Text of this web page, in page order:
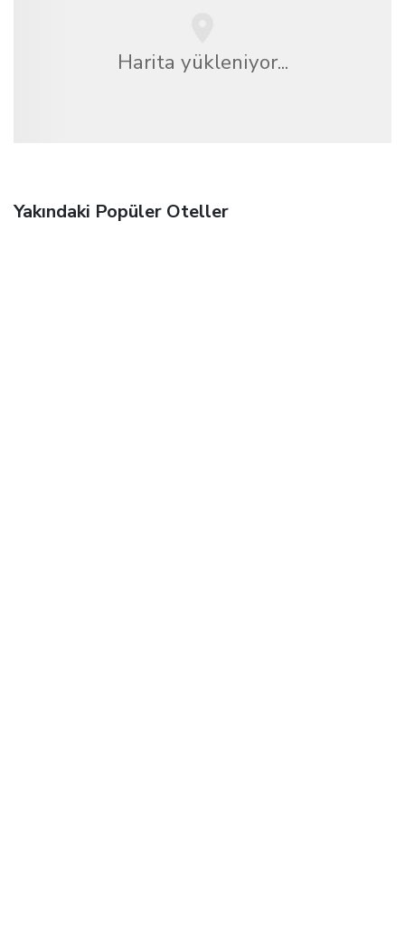
Harita yükleniyor...
Yakındaki Popüler Oteller